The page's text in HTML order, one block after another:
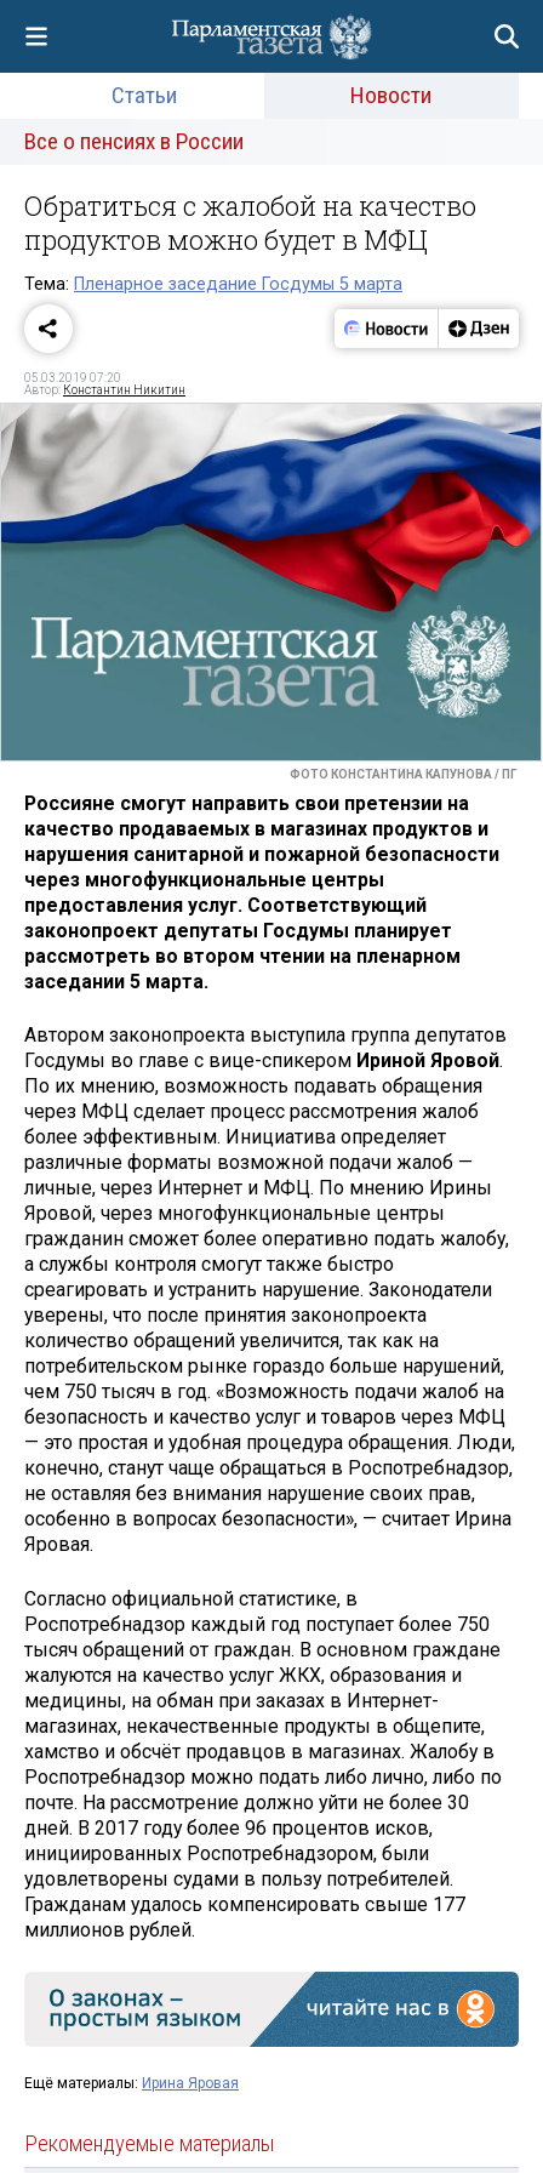
Статьи
Новости
Все о пенсиях в России
Обратиться с жалобой на качество
продуктов можно будет в МФЦ
Тема: Пленарное заседание Госдумы 5 марта
05.03.2019 07:20
Автор: Константин Никитин
ФОТО КОНСТАНТИНА КАПУНОВА / ПГ
Россияне смогут направить свои претензии на
качество продаваемых в магазинах продуктов и
нарушения санитарной и пожарной безопасности
через многофункциональные центры
предоставления услуг. Соответствующий
законопроект депутаты Госдумы планирует
рассмотреть во втором чтении на пленарном
заседании 5 марта.
Автором законопроекта выступила группа депутатов
Госдумы во главе с вице-спикером Ириной Яровой.
По их мнению, возможность подавать обращения
через МФЦ сделает процесс рассмотрения жалоб
более эффективным. Инициатива определяет
различные форматы возможной подачи жалоб —
личные, через Интернет и МФЦ. По мнению Ирины
Яровой, через многофункциональные центры
гражданин сможет более оперативно подать жалобу,
а службы контроля смогут также быстро
среагировать и устранить нарушение. Законодатели
уверены, что после принятия законопроекта
количество обращений увеличится, так как на
потребительском рынке гораздо больше нарушений,
чем 750 тысяч в год. «Возможность подачи жалоб на
безопасность и качество услуг и товаров через МФЦ
— это простая и удобная процедура обращения. Люди,
конечно, станут чаще обращаться в Роспотребнадзор,
не оставляя без внимания нарушение своих прав,
особенно в вопросах безопасности», — считает Ирина
Яровая.
Согласно официальной статистике, в
Роспотребнадзор каждый год поступает более 750
тысяч обращений от граждан. В основном граждане
жалуются на качество услуг ЖКХ, образования и
медицины, на обман при заказах в Интернет-
магазинах, некачественные продукты в общепите,
хамство и обсчёт продавцов в магазинах. Жалобу в
Роспотребнадзор можно подать либо лично, либо по
почте. На рассмотрение должно уйти не более 30
дней. В 2017 году более 96 процентов исков,
инициированных Роспотребнадзором, были
удовлетворены судами в пользу потребителей.
Гражданам удалось компенсировать свыше 177
миллионов рублей.
Ещё материалы: Ирина Яровая
Рекомендуемые материалы